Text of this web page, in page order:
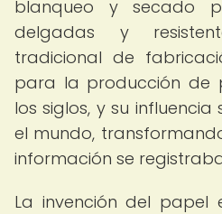
blanqueo y secado
delgadas y
tradicional de
para la producción de
los siglos, y su
el mundo,
información se
La invención del papel